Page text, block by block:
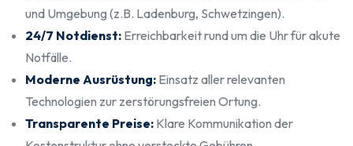
und Umgebung (z.B. Ladenburg, Schwetzingen).
24/7 Notdienst: Erreichbarkeit rund um die Uhr für akute
Notfälle.
Moderne Ausrüstung: Einsatz aller relevanten
Technologien zur zerstörungsfreien Ortung.
Transparente Preise: Klare Kommunikation der